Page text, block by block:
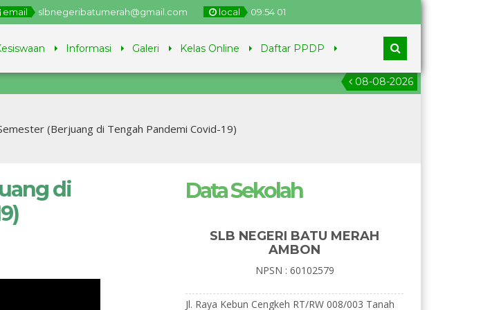
email slbnegeribatumerah@gmail.com local 09:54 01
Informasi Galeri Kelas Online Daftar PPDP
08-08-2026
(Berjuang di Tengah Pandemi Covid-19)
di
Data Sekolah
SLB NEGERI BATU MERAH
AMBON
NPSN : 60102579
Jl. Raya Kebun Cengkeh RT/RW 008/003 Tanah